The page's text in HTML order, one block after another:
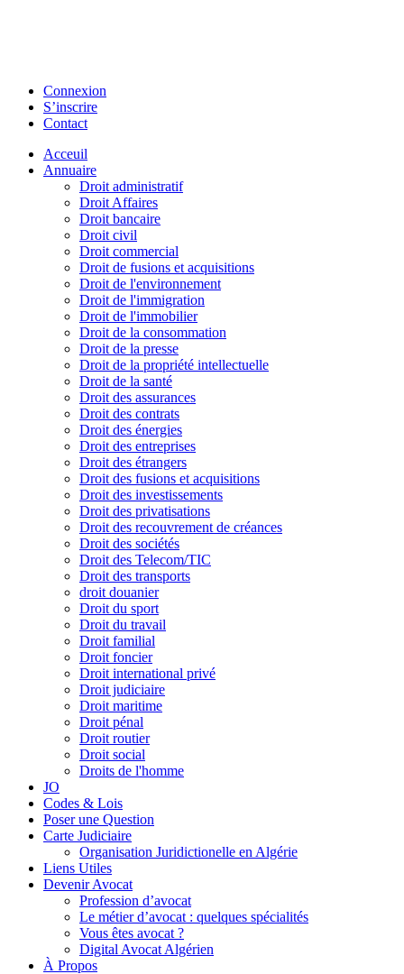
Connexion
S’inscrire
Contact
Acceuil
Annuaire
Droit administratif
Droit Affaires
Droit bancaire
Droit civil
Droit commercial
Droit de fusions et acquisitions
Droit de l'environnement
Droit de l'immigration
Droit de l'immobilier
Droit de la consommation
Droit de la presse
Droit de la propriété intellectuelle
Droit de la santé
Droit des assurances
Droit des contrats
Droit des énergies
Droit des entreprises
Droit des étrangers
Droit des fusions et acquisitions
Droit des investissements
Droit des privatisations
Droit des recouvrement de créances
Droit des sociétés
Droit des Telecom/TIC
Droit des transports
droit douanier
Droit du sport
Droit du travail
Droit familial
Droit foncier
Droit international privé
Droit judiciaire
Droit maritime
Droit pénal
Droit routier
Droit social
Droits de l'homme
JO
Codes & Lois
Poser une Question
Carte Judiciaire
Organisation Juridictionelle en Algérie
Liens Utiles
Devenir Avocat
Profession d’avocat
Le métier d’avocat : quelques spécialités
Vous êtes avocat ?
Digital Avocat Algérien
À Propos